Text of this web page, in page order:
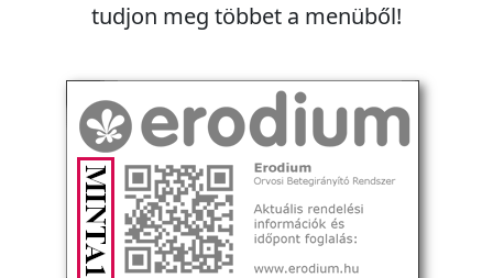
tudjon meg többet a menüből!